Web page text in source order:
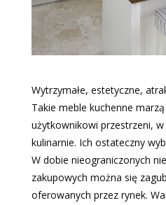
Wytrzymałe, estetyczne,
Takie meble kuchenne
użytkownikowi przestrzeni,
kulinarnie. Ich ostateczny
W dobie nieograniczonych
zakupowych można się
oferowanych przez rynek.